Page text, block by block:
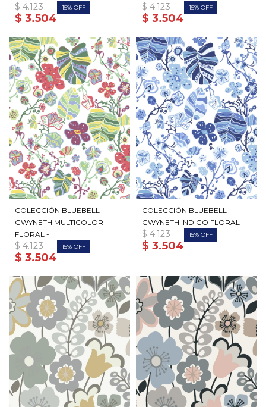
$ 3.504
$ 4.123 15
$ 3.504
$ 4.123 15
COLECCIÓN BLUEBELL -
GWYNETH MULTICOLOR
FLORAL -
$ 3.504
$ 4.123 15
COLECCIÓN BLUEBELL -
GWYNETH INDIGO FLORAL -
$ 3.504
$ 4.123 15